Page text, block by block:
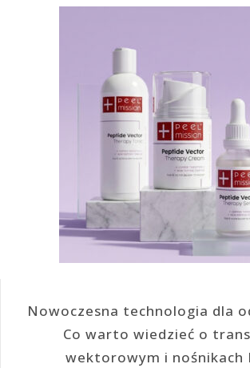
Nowoczesna technologia dla
Co warto wiedzieć o
wektorowym i nośnikach